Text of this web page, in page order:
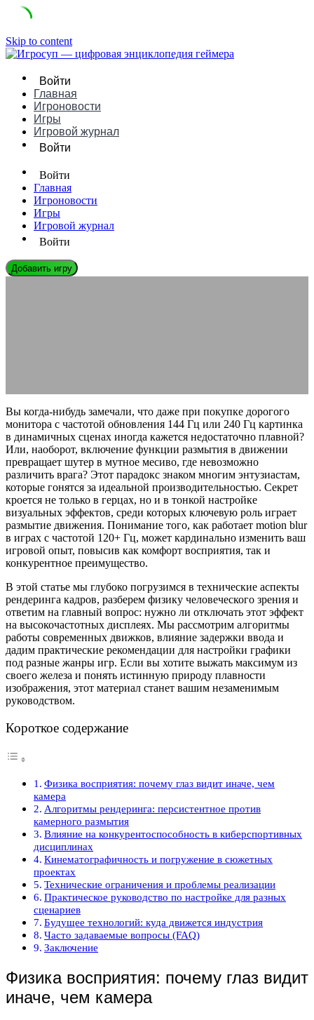
Skip to content
Войти
Главная
Игроновости
Игры
Игровой журнал
Войти
Войти
Главная
Игроновости
Игры
Игровой журнал
Войти
Добавить игру
Вы когда-нибудь замечали, что даже при покупке дорогого
монитора с частотой обновления 144 Гц или 240 Гц картинка
в динамичных сценах иногда кажется недостаточно плавной?
Или, наоборот, включение функции размытия в движении
превращает шутер в мутное месиво, где невозможно
различить врага? Этот парадокс знаком многим энтузиастам,
которые гонятся за идеальной производительностью. Секрет
кроется не только в герцах, но и в тонкой настройке
визуальных эффектов, среди которых ключевую роль играет
размытие движения. Понимание того, как работает motion blur
в играх с частотой 120+ Гц, может кардинально изменить ваш
игровой опыт, повысив как комфорт восприятия, так и
конкурентное преимущество.
В этой статье мы глубоко погрузимся в технические аспекты
рендеринга кадров, разберем физику человеческого зрения и
ответим на главный вопрос: нужно ли отключать этот эффект
на высокочастотных дисплеях. Мы рассмотрим алгоритмы
работы современных движков, влияние задержки ввода и
дадим практические рекомендации для настройки графики
под разные жанры игр. Если вы хотите выжать максимум из
своего железа и понять истинную природу плавности
изображения, этот материал станет вашим незаменимым
руководством.
Короткое содержание
Физика восприятия: почему глаз видит иначе, чем
камера
Алгоритмы рендеринга: персистентное против
камерного размытия
Влияние на конкурентоспособность в киберспортивных
дисциплинах
Кинематографичность и погружение в сюжетных
проектах
Технические ограничения и проблемы реализации
Практическое руководство по настройке для разных
сценариев
Будущее технологий: куда движется индустрия
Часто задаваемые вопросы (FAQ)
Заключение
Физика восприятия: почему глаз видит
иначе, чем камера